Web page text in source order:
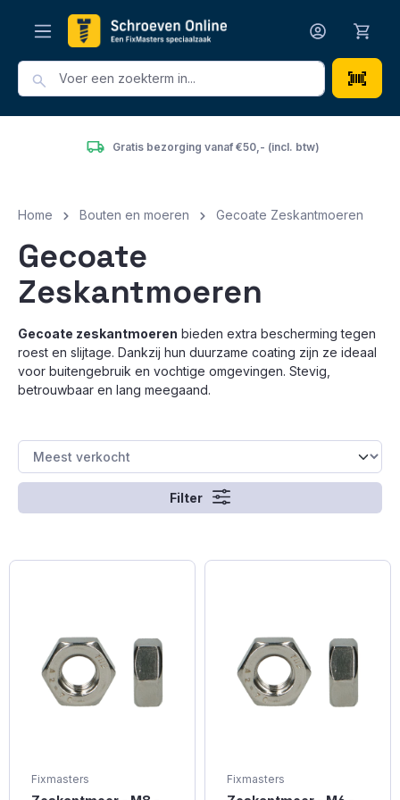
Gratis bezorging vanaf €50,- (incl. btw)
Home Bouten en moeren Gecoate Zeskantmoeren
Gecoate
Zeskantmoeren
Gecoate zeskantmoeren bieden extra bescherming tegen
roest en slijtage. Dankzij hun duurzame coating zijn ze ideaal
voor buitengebruik en vochtige omgevingen. Stevig,
betrouwbaar en lang meegaand.
Filter
Fixmasters Fixmasters